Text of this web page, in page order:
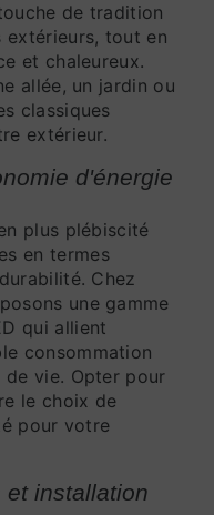
de tradition
extérieurs, tout en
et chaleureux.
allée, un jardin ou
classiques
extérieur.
d'énergie
plus plébiscité
en termes
Chez
une gamme
qui allient
consommation
vie. Opter pour
le choix de
pour votre
et installation